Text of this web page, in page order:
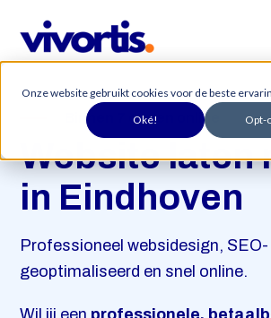
Onze website gebruikt cookies voor de beste
Oké! Opt-
CONTENT
Home
Toggle
for
children
for
Leadgeneratie
Succesverhalen
Over ons
Binnen 7 dagen online
Website laten
in Eindhoven
Professioneel websidesign, SEO-
geoptimaliseerd en snel online.
Wil jij een professionele,